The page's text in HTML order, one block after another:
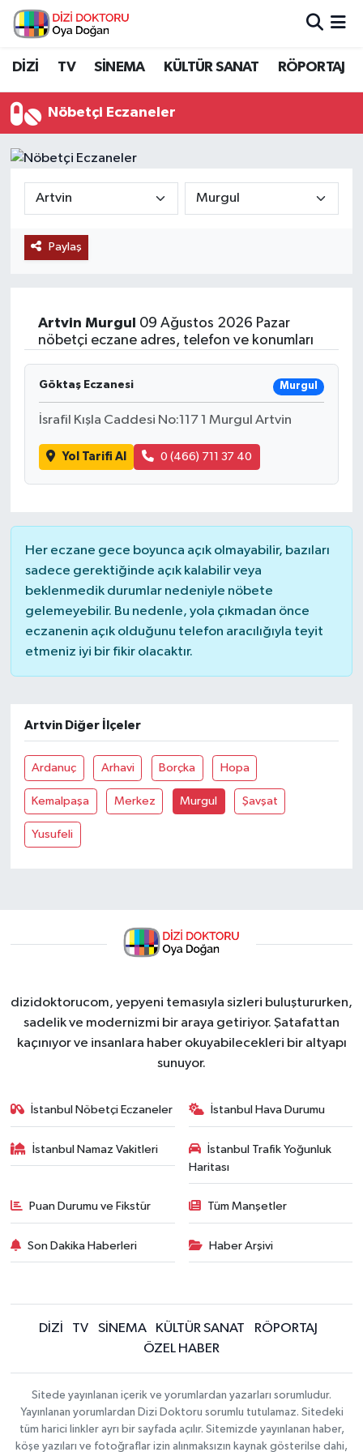
DİZİ TV SİNEMA KÜLTÜR SANAT RÖPORTAJ
Nöbetçi Eczaneler
Paylaş
Artvin Murgul
09 Ağustos 2026 Pazar
nöbetçi eczane adres, telefon ve konumları
Göktaş Eczanesi Murgul
İsrafil Kışla Caddesi No:117 1 Murgul Artvin
Yol Tarifi Al 0 (466) 711 37 40
Her eczane gece boyunca açık olmayabilir, bazıları
sadece gerektiğinde açık kalabilir veya
beklenmedik durumlar nedeniyle nöbete
gelemeyebilir. Bu nedenle, yola çıkmadan önce
eczanenin açık olduğunu telefon aracılığıyla teyit
etmeniz iyi bir fikir olacaktır.
Artvin Diğer İlçeler
Ardanuç Arhavi Borçka Hopa
Kemalpaşa Merkez Murgul Şavşat
Yusufeli
dizidoktorucom, yepyeni temasıyla sizleri buluştururken,
sadelik ve modernizmi bir araya getiriyor. Şatafattan
kaçınıyor ve insanlara haber okuyabilecekleri bir altyapı
sunuyor.
İstanbul Nöbetçi Eczaneler İstanbul Hava Durumu
İstanbul Namaz Vakitleri
İstanbul Trafik Yoğunluk
Haritası
Puan Durumu ve Fikstür Tüm Manşetler
Son Dakika Haberleri Haber Arşivi
DİZİ TV SİNEMA KÜLTÜR SANAT
RÖPORTAJ
ÖZEL HABER
Sitede yayınlanan içerik ve yorumlardan yazarları sorumludur.
Yayınlanan yorumlardan Dizi Doktoru sorumlu tutulamaz. Sitedeki
tüm harici linkler ayrı bir sayfada açılır. Sitemizde yayınlanan haber,
köşe yazıları ve fotoğraflar izin alınmaksızın kaynak gösterilse dahi,
İstanbul Nöbetçi Eczaneler
İstanbul Trafik Yoğunluk Haritası
Haber Arşivi